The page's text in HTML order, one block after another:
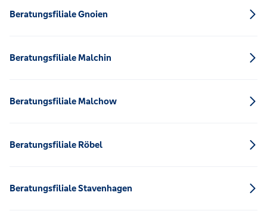
Beratungsfiliale Gnoien
Beratungsfiliale Malchin
Beratungsfiliale Malchow
Beratungsfiliale Röbel
Beratungsfiliale Stavenhagen